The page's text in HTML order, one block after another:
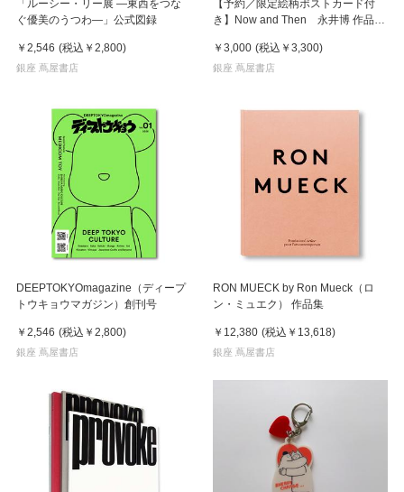
「ルーシー・リー展 ―東西をつな
ぐ優美のうつわ―」公式図録
￥2,546 (税込 ￥2,800)
銀座 蔦屋書店
【予約／限定絵柄ポストカード付
き】Now and Then 永井博 作品
￥3,000 (税込 ￥3,300)
銀座 蔦屋書店
DEEPTOKYOmagazine（ディープ
トウキョウマガジン）創刊号
￥2,546 (税込 ￥2,800)
銀座 蔦屋書店
RON MUECK by Ron Mueck（ロ
ン・ミュエク） 作品集
￥12,380 (税込 ￥13,618)
銀座 蔦屋書店